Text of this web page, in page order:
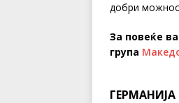
добри
За повеќе
група
ГЕРМАНИЈА